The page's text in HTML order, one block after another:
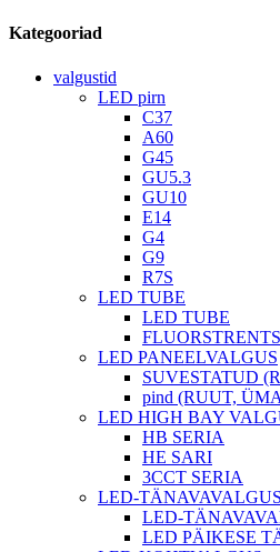
Kategooriad
valgustid
LED pirn
C37
A60
G45
GU5.3
GU10
E14
G4
G9
R7S
LED TUBE
LED TUBE
LED PANEELVALGUS
SUVESTATUD
pind (RUUT,
LED HIGH BAY
HB SERIA
HE SARI
3CCT SERIA
LED-TÄNAVAVALGUS
LED-
LED PÄIKESE